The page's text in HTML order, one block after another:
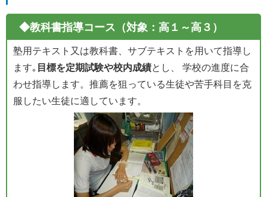
◆教科書指導コース（対象：高１～高３）
塾用テキスト又は教科書、サブテキストを用いて指導し
ます｡ 目標を定期試験や校内成績とし、 学校の進度に合
わせ指導します。推薦を狙っている生徒や苦手科目を克
服したい生徒に適しています。